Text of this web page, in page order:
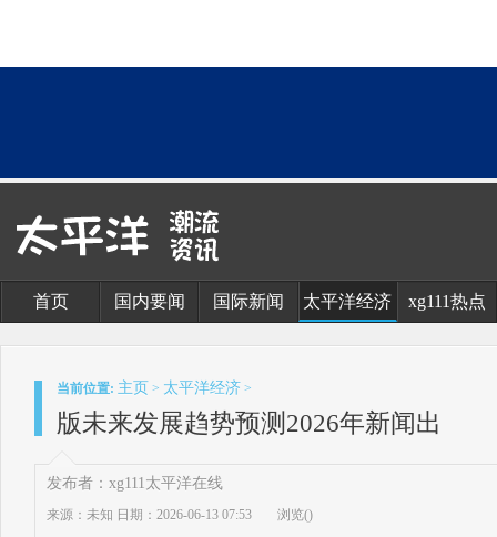
首页 国内要闻 国际新闻 太平洋经济 xg111热点
当前位置: 主页 > 太平洋经济 >
版未来发展趋势预测2026年新闻出
发布者：xg111太平洋在线
来源：未知 日期：2026-06-13 07:53 浏览()